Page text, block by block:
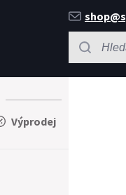
Výprodej